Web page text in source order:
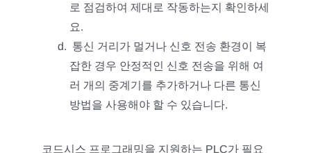
로 점검하여 제대로 작동하는지 확인하세
요.
통신 거리가 멀거나 신호 전송 환경이 복
잡한 경우 안정적인 신호 전송을 위해 여
러 개의 중계기를 추가하거나 다른 통신
방법을 사용해야 할 수 있습니다.
코드시스 프로그래밍을 지원하는 PLC가 필요